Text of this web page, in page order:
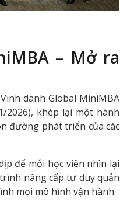
– Mở ra
danh Global MiniMBA
2026), khép lại một hành
đường phát triển của các
để mỗi học viên nhìn lại
nâng cấp tư duy quản
mọi mô hình vận hành.